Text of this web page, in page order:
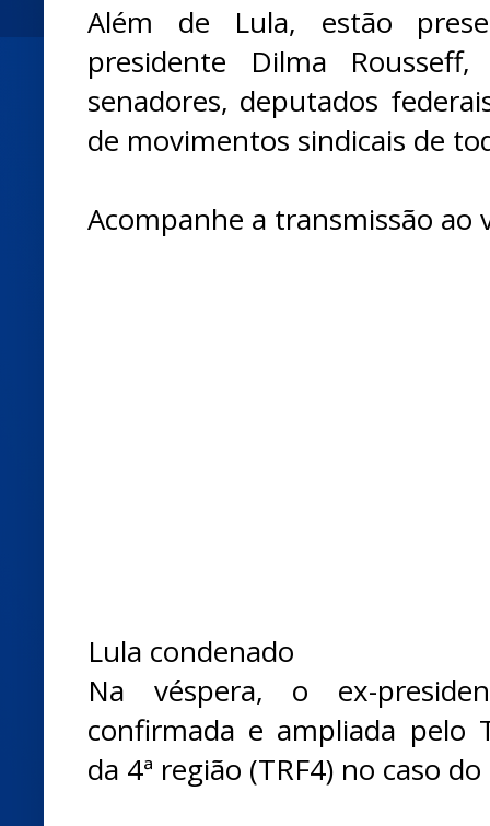
Além de Lula, estão
presidente Dilma
senadores, deputados
de movimentos sindicais de
Acompanhe a transmissão ao
Lula condenado
Na véspera, o ex-
confirmada e ampliada pelo
da 4ª região (TRF4) no caso